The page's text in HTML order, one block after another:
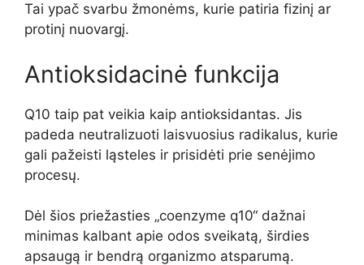
Tai ypač svarbu žmonėms, kurie patiria fizinį ar
protinį nuovargį.
Antioksidacinė funkcija
Q10 taip pat veikia kaip antioksidantas. Jis
padeda neutralizuoti laisvuosius radikalus, kurie
gali pažeisti ląsteles ir prisidėti prie senėjimo
procesų.
Dėl šios priežasties „coenzyme q10“ dažnai
minimas kalbant apie odos sveikatą, širdies
apsaugą ir bendrą organizmo atsparumą.